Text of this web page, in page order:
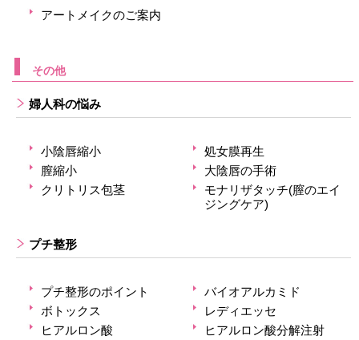
アートメイクのご案内
その他
婦人科の悩み
小陰唇縮小
膣縮小
クリトリス包茎
処女膜再生
大陰唇の手術
モナリザタッチ(膣のエイ
ジングケア)
プチ整形
プチ整形のポイント
ボトックス
ヒアルロン酸
バイオアルカミド
レディエッセ
ヒアルロン酸分解注射